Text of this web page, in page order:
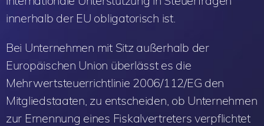
innerhalb der EU obligatorisch ist.
Bei Unternehmen mit Sitz außerhalb der
Europäischen Union überlässt es die
Mehrwertsteuerrichtlinie 2006/112/EG den
Mitgliedstaaten, zu entscheiden, ob Unternehmen
zur Ernennung eines Fiskalvertreters verpflichtet